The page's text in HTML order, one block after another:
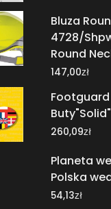
Bluza
4728/
Round
147,00zł
Footguard
Buty"Solid"
260,09zł
Planeta
Polska
54,13zł